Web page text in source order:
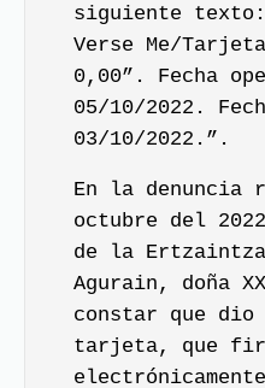
siguiente texto:
Verse Me/
0,00”. Fecha
05/10/2022.
03/10/2022.”.
En la denuncia
octubre del
de la
Agurain, doña
constar que dio
tarjeta, que